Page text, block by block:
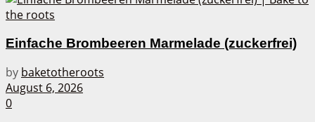
Einfache Brombeeren Marmelade (zuckerfrei)
by baketotheroots
August 6, 2026
0